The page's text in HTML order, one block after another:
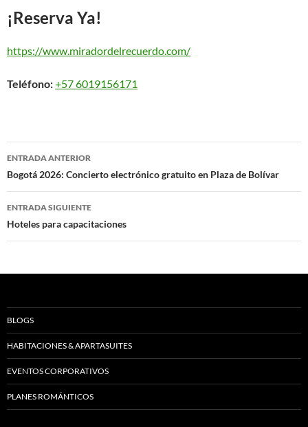
¡Reserva Ya!
https://www.miradordelrecuerdo.com/
Teléfono:+57 6019156171
Navegación
de
entradas
ENTRADA ANTERIOR
Bogotá 2026: Concierto electrónico gratuito en Plaza de Bolívar
ENTRADA SIGUIENTE
Hoteles para capacitaciones
BLOGS
HABITACIONES & APARTASUITES
EVENTOS CORPORATIVOS
PLANES ROMÁNTICOS